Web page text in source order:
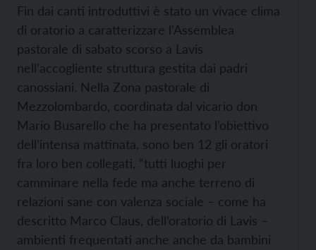
Fin dai canti introduttivi è stato un vivace clima
di oratorio a caratterizzare l’Assemblea
pastorale di sabato scorso a Lavis
nell’accogliente struttura gestita dai padri
canossiani. Nella Zona pastorale di
Mezzolombardo, coordinata dal vicario don
Mario Busarello che ha presentato l’obiettivo
dell’intensa mattinata, sono ben 12 gli oratori
fra loro ben collegati, “tutti luoghi per
camminare nella fede ma anche terreno di
relazioni sane con valenza sociale – come ha
descritto Marco Claus, dell’oratorio di Lavis –
ambienti frequentati anche anche da bambini